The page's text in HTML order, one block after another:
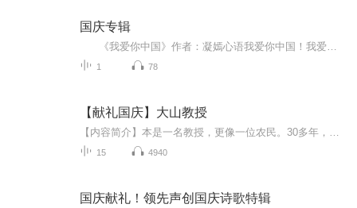
国庆专辑
1 78
【献礼国庆】大山教授
15 4940
国庆献礼！领先声创国庆诗歌特辑